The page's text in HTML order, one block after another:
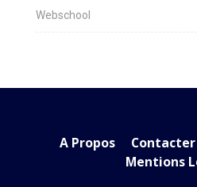
Webschool
A Propos
Contacter
Mentions